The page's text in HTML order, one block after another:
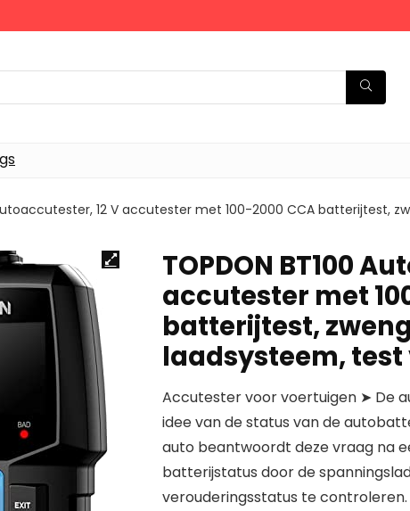
12 V accutester met 100-2000 CCA batterijtest,
TOPDON BT100
accutester met
batterijtest,
laadsysteem,
Accutester voor voertuigen ➤ De
idee van de status van de
auto beantwoordt deze vraag na
batterijstatus door de
verouderingsstatus te